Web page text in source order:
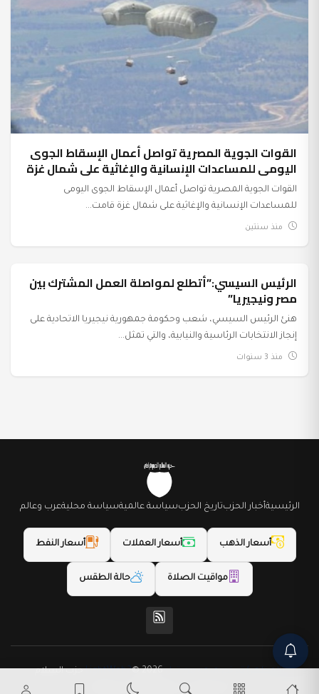
القوات الجوية المصرية تواصل أعمال الإسقاط الجوى
اليومى للمساعدات الإنسانية والإغاثية على شمال غزة
القوات الجوية المصرية تواصل أعمال الإسقاط الجوى اليومى
للمساعدات الإنسانية والإغاثية على شمال غزة قامت...
منذ سنتين
السياسة
الرئيس السيسي:”أتطلع لمواصلة العمل المشترك بين
مصر ونيجيريا”
هنئ الرئيس السيسي، شعب وحكومة جمهورية نيجيريا الاتحادية على
إنجاز الانتخابات الرئاسية والنيابية، والتي تمثل...
منذ 3 سنوات
الرئيسيةأخبار الحزبتاريخ الحزبسياسة عالميةسياسة محليةعرب وعالم
أسعار الذهب أسعار العملات أسعار النفط
مواقيت الصلاة حالة الطقس
(المظهر) تم تصميمه من قِبل LightWeb2
© 2026 حزب السلام
الديمقراطي. جميع الحقوق محفوظة.